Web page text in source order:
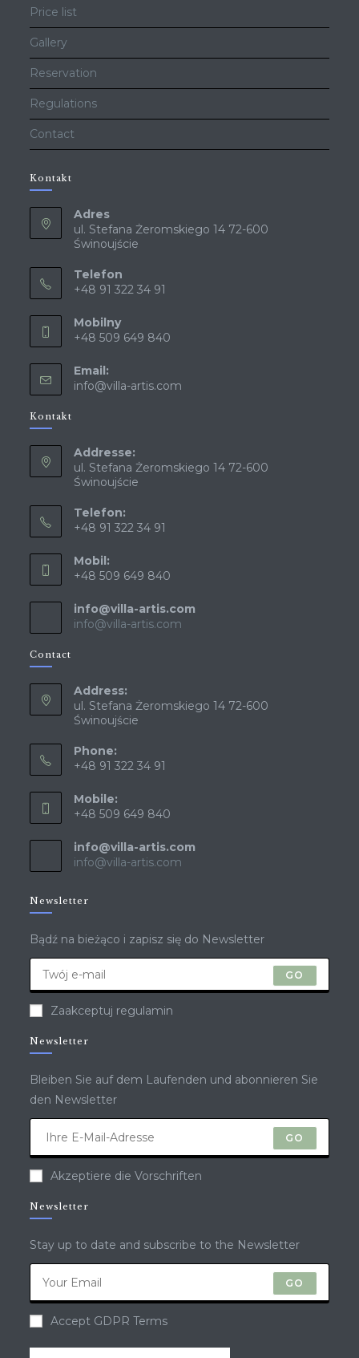
Price list
Gallery
Reservation
Regulations
Contact
Kontakt
Adres
ul. Stefana Żeromskiego 14 72-600
Świnoujście
Telefon
+48 91 322 34 91
Mobilny
+48 509 649 840
Email:
info@villa-artis.com
Kontakt
Addresse:
ul. Stefana Żeromskiego 14 72-600
Świnoujście
Telefon:
+48 91 322 34 91
Mobil:
+48 509 649 840
info@villa-artis.com
info@villa-artis.com
Contact
Address:
ul. Stefana Żeromskiego 14 72-600
Świnoujście
Phone:
+48 91 322 34 91
Mobile:
+48 509 649 840
info@villa-artis.com
info@villa-artis.com
Newsletter
Bądź na bieżąco i zapisz się do Newsletter
GO
Zaakceptuj regulamin
Newsletter
Bleiben Sie auf dem Laufenden und abonnieren Sie
den Newsletter
GO
Akzeptiere die Vorschriften
Newsletter
Stay up to date and subscribe to the Newsletter
GO
Accept GDPR Terms